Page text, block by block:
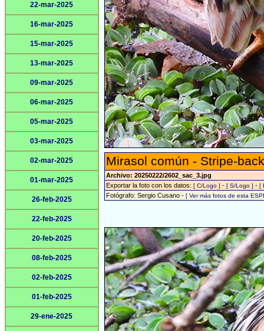
22-mar-2025
16-mar-2025
15-mar-2025
13-mar-2025
09-mar-2025
06-mar-2025
05-mar-2025
03-mar-2025
02-mar-2025
01-mar-2025
26-feb-2025
22-feb-2025
20-feb-2025
08-feb-2025
02-feb-2025
01-feb-2025
29-ene-2025
Mirasol común - Stripe-
Archivo: 20250222/2602_sac_3.jpg
Exportar la foto con los datos: [ C/Logo ] - [ S/Logo ] - [
Fotógrafo: Sergio Cusano - [ Ver más fotos de esta